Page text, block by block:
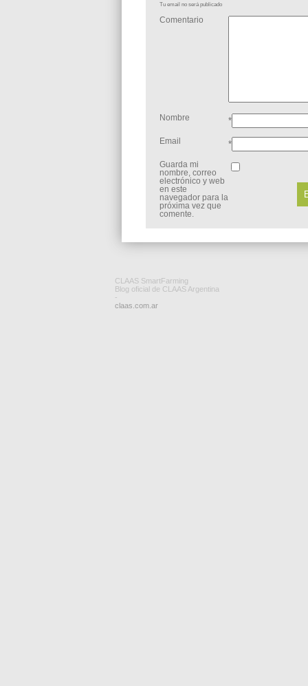
Tu email no será publicado
Comentario
Nombre *
Email *
Guarda mi
nombre, correo
electrónico y web
en este
navegador para la
próxima vez que
comente.
CLAAS SmartFarming
Blog oficial de CLAAS Argentina
-
claas.com.ar